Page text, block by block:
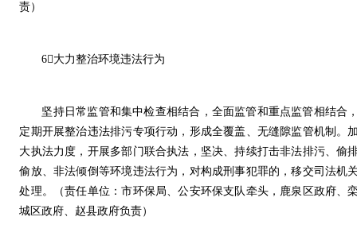
责）
6大力整治环境违法行为
坚持日常监管和集中检查相结合，全面监管和重点监管相结合
定期开展整治违法排污专项行动，形成全覆盖、无缝隙监管机制。
大执法力度，开展多部门联合执法，坚决、持续打击非法排污、偷
偷放、非法倾倒等环境违法行为，对构成刑事犯罪的，移交司法机
处理。（责任单位：市环保局、公安环保支队牵头，鹿泉区政府、
城区政府、赵县政府负责）